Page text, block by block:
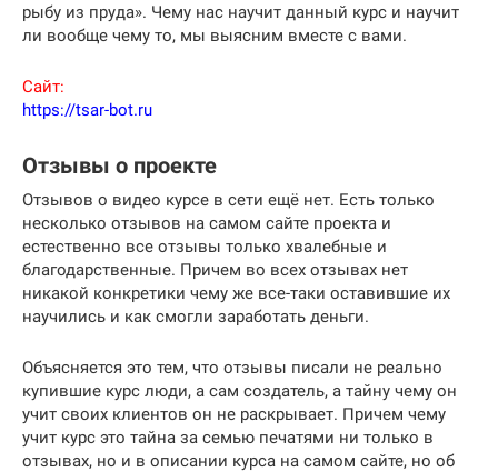
рыбу из пруда». Чему нас научит данный курс и научит
ли вообще чему то, мы выясним вместе с вами.
Сайт:
https://tsar-bot.ru
Отзывы о проекте
Отзывов о видео курсе в сети ещё нет. Есть только
несколько отзывов на самом сайте проекта и
естественно все отзывы только хвалебные и
благодарственные. Причем во всех отзывах нет
никакой конкретики чему же все-таки оставившие их
научились и как смогли заработать деньги.
Объясняется это тем, что отзывы писали не реально
купившие курс люди, а сам создатель, а тайну чему он
учит своих клиентов он не раскрывает. Причем чему
учит курс это тайна за семью печатями ни только в
отзывах, но и в описании курса на самом сайте, но об